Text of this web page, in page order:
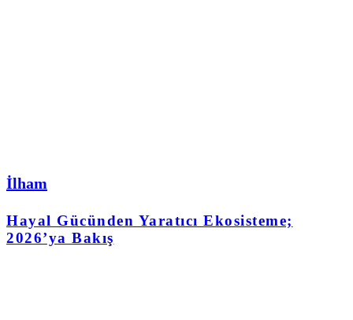
İlham
Hayal Gücünden Yaratıcı Ekosisteme;
2026’ya Bakış